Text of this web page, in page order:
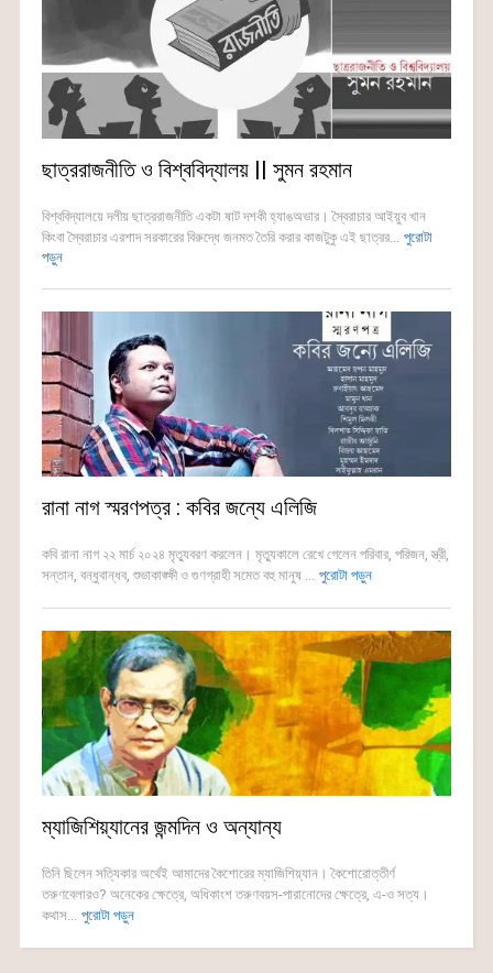
ছাত্ররাজনীতি ও বিশ্ববিদ্যালয় || সুমন রহমান
বিশ্ববিদ্যালয়ে দলীয় ছাত্ররাজনীতি একটা ষাট দশকী হ্যাঙঅভার। স্বৈরাচার আইয়ুব খান
কিংবা স্বৈরাচার এরশাদ সরকারের বিরুদ্ধে জনমত তৈরি করার কাজটুকু এই ছাত্রর... পুরোটা
পড়ুন
রানা নাগ স্মরণপত্র : কবির জন্যে এলিজি
কবি রানা নাগ ২২ মার্চ ২০২৪ মৃত্যুবরণ করলেন। মৃত্যুকালে রেখে গেলেন পরিবার, পরিজন, স্ত্রী,
সন্তান, বন্ধুবান্ধব, শুভাকাঙ্ক্ষী ও গুণগ্রাহী সমেত বহু মানুষ ... পুরোটা পড়ুন
ম্যাজিশিয়্যানের জন্মদিন ও অন্যান্য
তিনি ছিলেন সত্যিকার অর্থেই আমাদের কৈশোরের ম্যাজিশিয়্যান। কৈশোরোত্তীর্ণ
তরুণবেলারও? অনেকের ক্ষেত্রে, অধিকাংশ তরুণবয়স-পারানোদের ক্ষেত্রে, এ-ও সত্য।
কথাস... পুরোটা পড়ুন